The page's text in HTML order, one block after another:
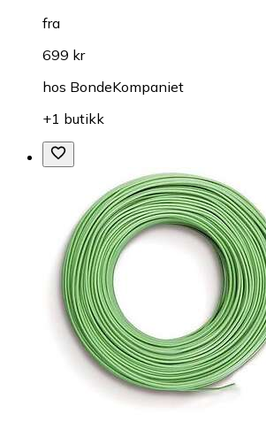
fra
699 kr
hos BondeKompaniet
+1 butikk